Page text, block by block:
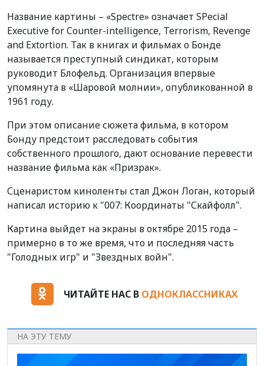
Название картины – «Spectre» означает SPecial
Executive for Counter-intelligence, Terrorism, Revenge
and Extortion. Так в книгах и фильмах о Бонде
называется преступный синдикат, которым
руководит Блофельд. Организация впервые
упомянута в «Шаровой молнии», опубликованной в
1961 году.
При этом описание сюжета фильма, в котором
Бонду предстоит расследовать события
собственного прошлого, дают основание перевести
название фильма как «Призрак».
Сценаристом киноленты стал Джон Логан, который
написал историю к "007: Координаты "Скайфолл".
Картина выйдет на экраны в октябре 2015 года –
примерно в то же время, что и последняя часть
"Голодных игр" и "Звездных войн".
ЧИТАЙТЕ НАС В ОДНОКЛАССНИКАХ
НА ЭТУ ТЕМУ